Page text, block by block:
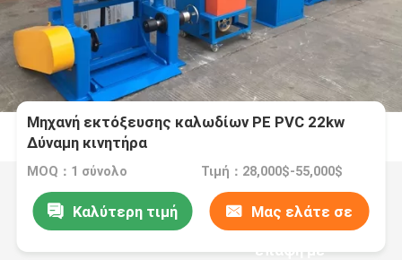
Μηχανή εκτόξευσης καλωδίων PE PVC 22kw
Δύναμη κινητήρα
MOQ：1 σύνολο Τιμή：28,000$-55,000$
Καλύτερη τιμή Μας ελάτε σε
επαφή με